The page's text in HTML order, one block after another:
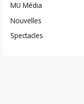
MU Média
Nouvelles
Spectacles